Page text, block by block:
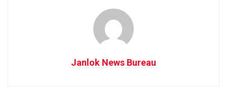
Janlok News Bureau